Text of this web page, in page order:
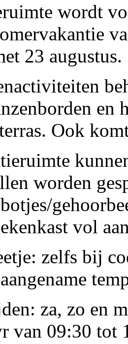
wordt
23 augustus.
en
Ook
worden
vol
zelfs bij
za, zo en
van 09:30 tot